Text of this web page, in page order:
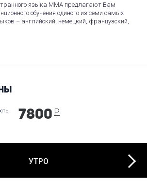
языка ММА предлагают Вам
обучения одиного из семи самых
– английский, немецкий, французский,
языку с носителем, по Skype.
7800 Р
УТРО Next